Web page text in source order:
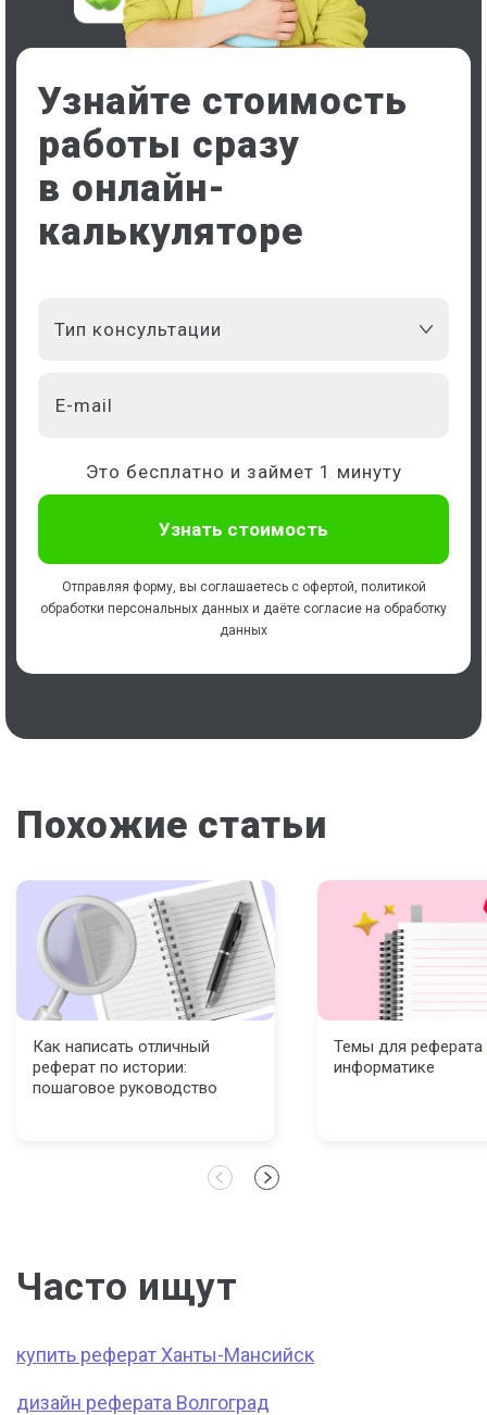
Узнайте стоимость
работы сразу
в онлайн-
калькуляторе
Тип консультации
Это бесплатно и займет 1 минуту
Отправляя форму, вы соглашаетесь с офертой, политикой
обработки персональных данных и даёте согласие на обработку
данных
Похожие статьи
Как написать отличный
реферат по истории:
пошаговое руководство
Темы для реферата
информатике
Часто ищут
купить реферат Ханты-Мансийск
дизайн реферата Волгоград